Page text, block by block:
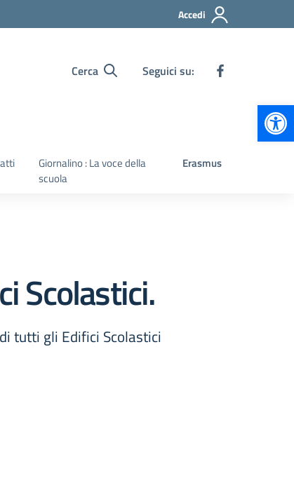
Accedi
Cerca Seguici su:
Giornalino : La voce della
scuola
Erasmus
Scolastici.
tutti gli Edifici Scolastici